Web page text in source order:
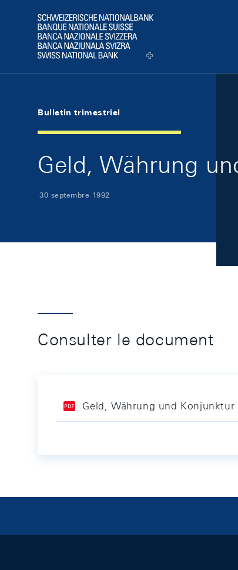
Logo
Bulletin trimestriel
Geld, Währung
30 septembre 1992
Consulter le document
Geld, Währung und